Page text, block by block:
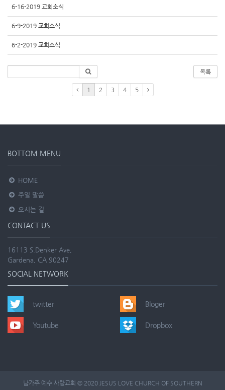
6-16-2019 교회소식
6-9-2019 교회소식
6-2-2019 교회소식
목록
1 2 3 4 5
BOTTOM MENU
HOME
주일 말씀
오시는 길
CONTACT US
16113 S.Denker Ave,
Gardena, CA 90247
SOCIAL NETWORK
twitter
Youtube
Bloger
Dropbox
남가주 예수 사랑교회 © 2020 JESUS LOVE CHURCH OF SOUTHERN